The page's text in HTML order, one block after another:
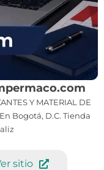
Y MATERIAL DE
Bogotá, D.C. Tienda
sitio